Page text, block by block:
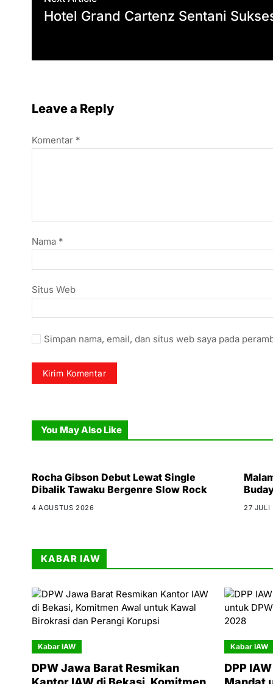
Hotel Grand Cartenz Sentani
Leave a Reply
Komentar *
Nama *
Situs Web
Simpan nama, email, dan situs web saya pada
You May Also Like
Rocha Gibson Debut Lewat Single
Dibalik Tawaku Bergenre Slow Rock
4 AGUSTUS 2026 27 JULI
KABAR IAW
Kabar IAW
DPW Jawa Barat Resmikan
Kabar IAW
DPP